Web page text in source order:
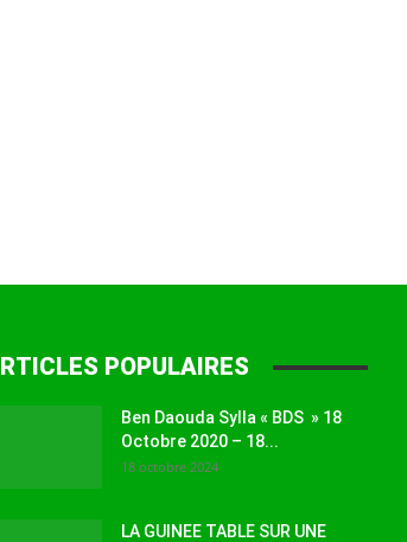
POPULAIRES
Ben Daouda Sylla « BDS » 18
Octobre 2020 – 18...
18 octobre 2024
LA GUINEE TABLE SUR UNE